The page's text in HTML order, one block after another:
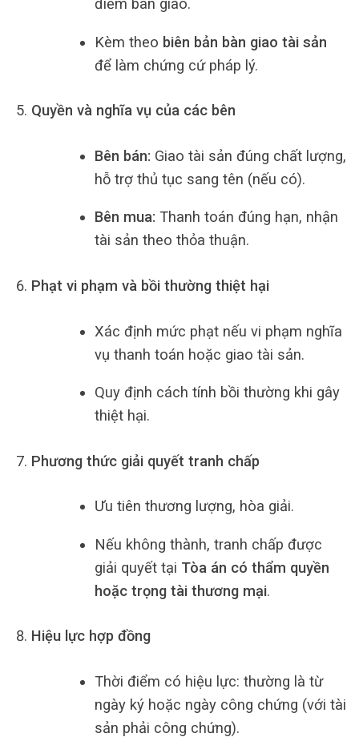
điểm bàn giao.
Kèm theo biên bản bàn giao tài sản
để làm chứng cứ pháp lý.
Quyền và nghĩa vụ của các bên
Bên bán: Giao tài sản đúng chất lượng,
hỗ trợ thủ tục sang tên (nếu có).
Bên mua: Thanh toán đúng hạn, nhận
tài sản theo thỏa thuận.
Phạt vi phạm và bồi thường thiệt hại
Xác định mức phạt nếu vi phạm nghĩa
vụ thanh toán hoặc giao tài sản.
Quy định cách tính bồi thường khi gây
thiệt hại.
Phương thức giải quyết tranh chấp
Ưu tiên thương lượng, hòa giải.
Nếu không thành, tranh chấp được
giải quyết tại Tòa án có thẩm quyền
hoặc trọng tài thương mại.
Hiệu lực hợp đồng
Thời điểm có hiệu lực: thường là từ
ngày ký hoặc ngày công chứng (với tài
sản phải công chứng).